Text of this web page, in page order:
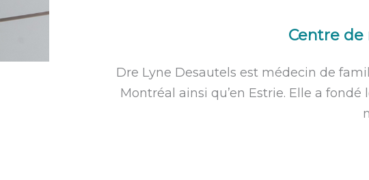
Centre
Dre Lyne Desautels est médecin de
Montréal ainsi qu’en Estrie. Elle a